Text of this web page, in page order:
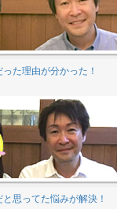
た理由が分かった！
思ってた悩みが解決！